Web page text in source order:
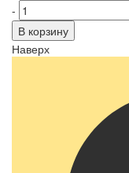
-
В корзину
Наверх